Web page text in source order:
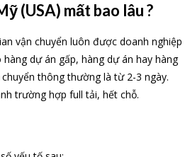
(USA) mất bao lâu ?
vận chuyển luôn được doanh nghiệp
dự án gấp, hàng dự án hay hàng
thông thường là từ 2-3 ngày.
trường hợp full tải, hết chỗ.